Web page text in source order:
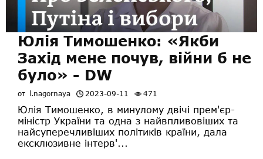
Юлія Тимошенко: «Якби
Захід мене почув, війни б не
було» - DW
от l.nagornaya 2023-09-11 471
Юлія Тимошенко, в минулому двічі прем'єр-
міністр України та одна з найвпливовіших та
найсуперечливіших політиків країни, дала
ексклюзивне інтерв'...